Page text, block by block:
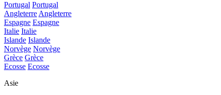
Portugal Portugal
AngleterreAngleterre
Espagne Espagne
Italie Italie
Islande Islande
Norvège Norvège
Grèce Grèce
Ecosse Ecosse
Asie